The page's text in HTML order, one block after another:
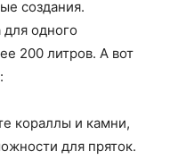
создания.
одного
200 литров. А вот
кораллы и камни,
для пряток.